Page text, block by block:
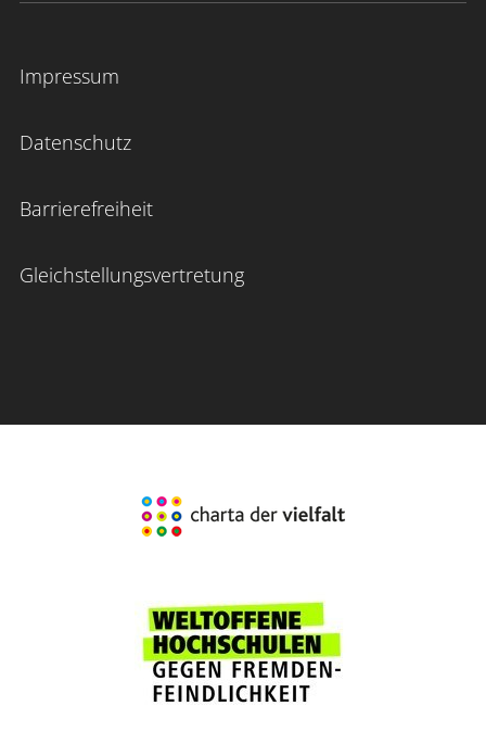
Impressum
Datenschutz
Barrierefreiheit
Gleichstellungsvertretung